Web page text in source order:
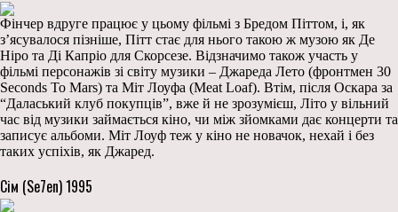
Фінчер вдруге працює у цьому фільмі з Бредом Піттом, і, як
з’ясувалося пізніше, Пітт стає для нього такою ж музою як Де
Ніро та Ді Капріо для Скорсезе. Відзначимо також участь у
фільмі персонажів зі світу музики – Джареда Лето (фронтмен 30
Seconds To Mars) та Міт Лоуфа (Meat Loaf). Втім, після Оскара за
“Даласький клуб покупців”, вже й не зрозумієш, Літо у вільний
час від музики займається кіно, чи між зйомками дає концерти та
записує альбоми. Міт Лоуф теж у кіно не новачок, нехай і без
таких успіхів, як Джаред.
Сім (Se7en) 1995